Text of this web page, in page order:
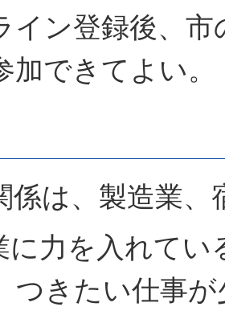
イン登録後、
加できてよい。
係は、製造業
に力を入れて
つきたい仕事